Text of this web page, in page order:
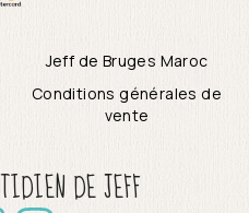
Jeff de Bruges Maroc
Conditions générales de
vente
DE JEFF